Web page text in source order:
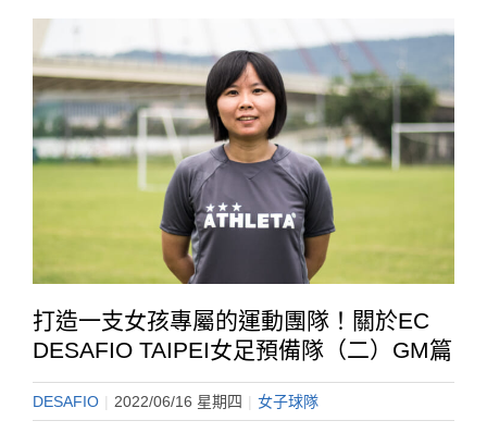
打造一支女孩專屬的運動團隊！關於EC
DESAFIO TAIPEI女足預備隊（二）GM篇
DESAFIO | 2022/06/16 星期四 | 女子球隊